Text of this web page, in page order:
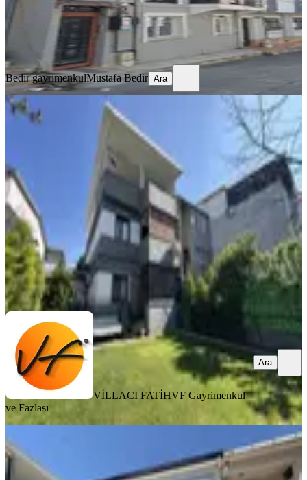
Bedir gayrimenkul Mustafa Bedir
Bedir gayrimenkulMustafa Bedir Ara
MANZARALI
%3
Buca Ufuk Mahallesi Satılık Lüks 4+1
Tripleks Müstakil Ev
Buca, Ufuk Mahallesi
4+1
300 m² ·22.07.2026
15.500.000 ₺ 16.000.000 ₺
VİLLACI FATİHVF Gayrimenkul ve Fazlası
Ara
VİLLACI FATİHVF Gayrimenkul
ve Fazlası
Ara
Murathan Mahallesinde; Tadilatlı Ve
Önü Açık Müstakil Ev